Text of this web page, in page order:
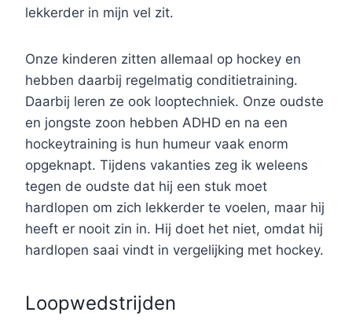
lekkerder in mijn vel zit.
Onze kinderen zitten allemaal op hockey en
hebben daarbij regelmatig conditietraining.
Daarbij leren ze ook looptechniek. Onze oudste
en jongste zoon hebben ADHD en na een
hockeytraining is hun humeur vaak enorm
opgeknapt. Tijdens vakanties zeg ik weleens
tegen de oudste dat hij een stuk moet
hardlopen om zich lekkerder te voelen, maar hij
heeft er nooit zin in. Hij doet het niet, omdat hij
hardlopen saai vindt in vergelijking met hockey.
Loopwedstrijden